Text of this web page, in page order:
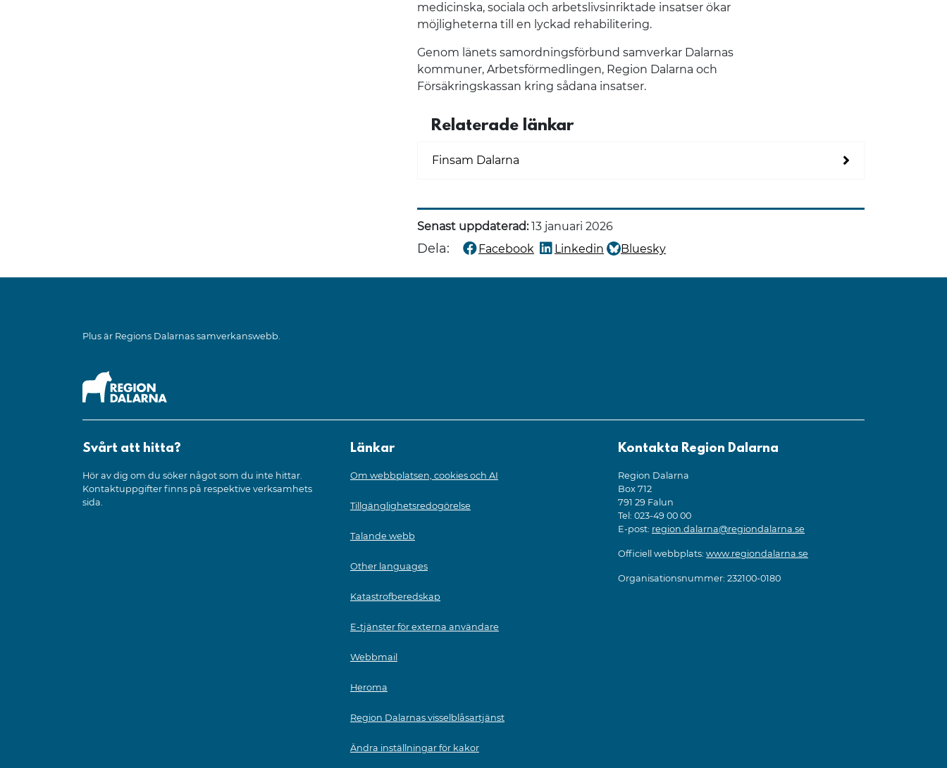
medicinska, sociala och arbetslivsinriktade insatser ökar
möjligheterna till en lyckad rehabilitering.
Genom länets samordningsförbund samverkar Dalarnas
kommuner, Arbetsförmedlingen, Region Dalarna och
Försäkringskassan kring sådana insatser.
Relaterade länkar
Finsam Dalarna
Senast uppdaterad:13 januari 2026
Dela: Dela denna sida på
Facebook
Dela denna sida på
Linkedin
Dela denna sida på
Bluesky
Plus är Regions Dalarnas samverkanswebb.
Svårt att hitta?
Hör av dig om du söker något som du inte hittar.
Kontaktuppgifter finns på respektive verksamhets
sida.
Länkar
Om webbplatsen, cookies och AI
Tillgänglighetsredogörelse
Talande webb
Other languages
Katastrofberedskap
E-tjänster för externa användare
Webbmail
Heroma
Region Dalarnas visselblåsartjänst
Ändra inställningar för kakor
Kontakta Region Dalarna
Region Dalarna
Box 712
791 29 Falun
Tel: 023-49 00 00
E-post: region.dalarna@regiondalarna.se
Officiell webbplats: www.regiondalarna.se
Organisationsnummer: 232100-0180